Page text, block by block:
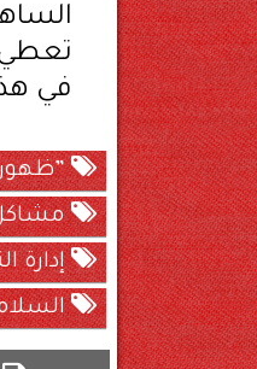
تعطي
في
”ظهور
مشاكل
إدارة